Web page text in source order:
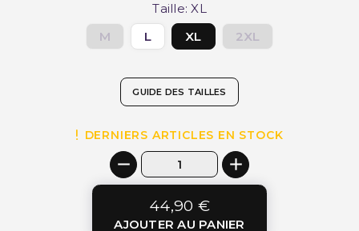
Taille: XL
M
L XL 2XL
GUIDE DES TAILLES
DERNIERS ARTICLES EN STOCK
44,90 €
AJOUTER AU PANIER